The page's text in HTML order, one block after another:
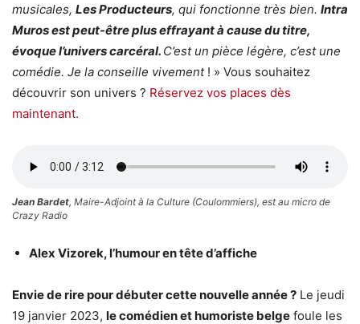
musicales, Les Producteurs, qui fonctionne très bien. Intra
Muros est peut-être plus effrayant à cause du titre,
évoque l’univers carcéral. C’est un pièce légère, c’est une
comédie. Je la conseille vivement! » Vous souhaitez
découvrir son univers ? Réservez vos places dès
maintenant.
Jean Bardet, Maire-Adjoint à la Culture (Coulommiers), est au micro de
Crazy Radio
Alex Vizorek, l’humour en tête d’affiche
Envie de rire pour débuter cette nouvelle année ? Le jeudi
19 janvier 2023, le comédien et humoriste belge foule les